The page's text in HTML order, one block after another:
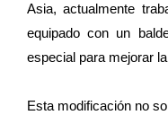
Asia, actualmente
equipado con un
especial para mejorar
Esta modificación no